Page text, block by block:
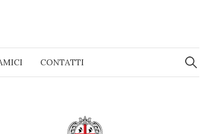
CONTATTI
Ricerca
per: